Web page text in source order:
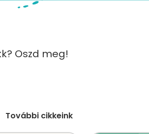
Oszd meg!
További cikkeink